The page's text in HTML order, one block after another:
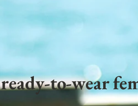
ready-to-wear